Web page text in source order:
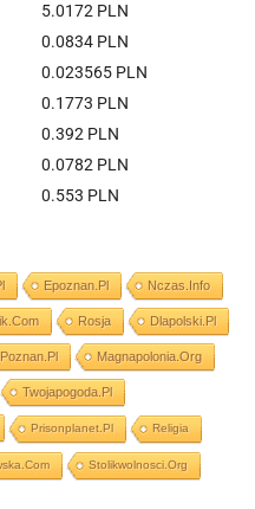
5.0172 PLN
0.0834 PLN
0.023565 PLN
0.1773 PLN
0.392 PLN
0.0782 PLN
0.553 PLN
Epoznan.pl Nczas.info
Rosja Dlapolski.pl
Magnapolonia.org
Twojapogoda.pl
Prisonplanet.pl Religia
Stolikwolnosci.org